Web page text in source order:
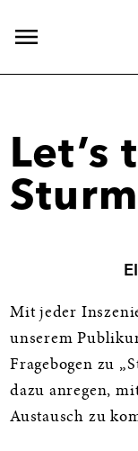
Hauptnavigation
Let’s
Mit jeder
unserem
Fragebogen zu
dazu anregen,
Austausch zu